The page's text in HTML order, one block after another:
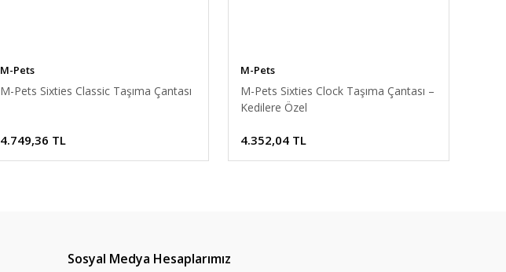
M-Pets
M-Pets Sixties Classic Taşıma Çantası
4.749,36 TL
M-Pets
M-Pets Sixties Clock Taşıma Çantası –
Kedilere Özel
4.352,04 TL
Sosyal Medya Hesaplarımız